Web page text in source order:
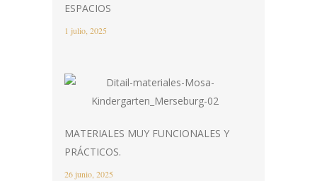
ESPACIOS
1 julio, 2025
MATERIALES MUY FUNCIONALES Y
PRÁCTICOS.
26 junio, 2025